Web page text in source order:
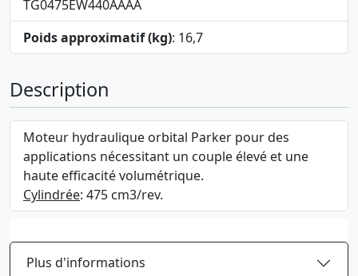
TG0475EW440AAAA
Poids approximatif (kg): 16,7
Description
Moteur hydraulique orbital Parker pour des
applications nécessitant un couple élevé et une
haute efficacité volumétrique.
Cylindrée: 475 cm3/rev.
Plus d'informations